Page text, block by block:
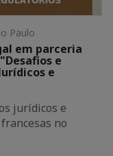
Paulo
em parceria
e
e
jurídicos e
no